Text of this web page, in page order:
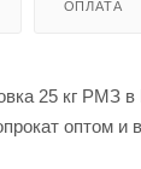
ОПЛАТА
25 кг РМЗ в
оптом и